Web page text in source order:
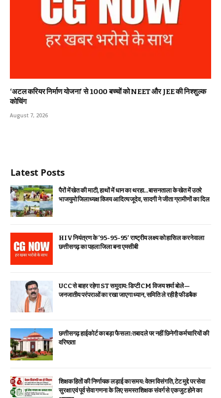
‘अटल करियर निर्माण योजना’ से 1000 बच्चों को NEET और JEE की निश्शुल्क
कोचिंग
August 7, 2026
Latest Posts
पैरों में खेत की माटी, हाथों में धान का थरहा…बासनताला के खेत में उतरे
भाजयुमो जिलाध्यक्ष विजय आदित्य जूदेव, सादगी ने जीता ग्रामीणों का दिल
HIV नियंत्रण के ’95-95-95′ राष्ट्रीय लक्ष्य को हासिल करने वाला
छत्तीसगढ़ का पहला जिला बना एमसीबी
UCC से बाहर रहेगा ST समुदाय: डिप्टी CM विजय शर्मा बोले—
जनजातीय परंपराओं का रखा जाएगा ध्यान, समिति ले रही है फीडबैक
छत्तीसगढ़ हाईकोर्ट का बड़ा फैसला: तबादले पर नहीं छिनेगी कर्मचारियों की
वरिष्ठता
शिक्षक हितों की निर्णायक लड़ाई का समय: वेतन विसंगति, टेट मुद्दे पर सेवा
सुरक्षा एवं पूर्व सेवा गणना के लिए समस्त शिक्षक संवर्ग से एकजुट होने का